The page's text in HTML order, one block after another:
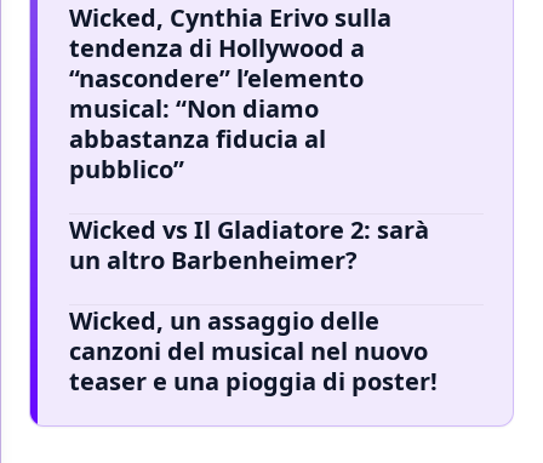
Wicked, Cynthia Erivo sulla
tendenza di Hollywood a
“nascondere” l’elemento
musical: “Non diamo
abbastanza fiducia al
pubblico”
Wicked vs Il Gladiatore 2: sarà
un altro Barbenheimer?
Wicked, un assaggio delle
canzoni del musical nel nuovo
teaser e una pioggia di poster!